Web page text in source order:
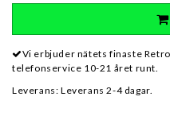
Vi erbjuder nätets finaste
telefonservice 10-21 året runt.
Leverans: Leverans 2-4 dagar.